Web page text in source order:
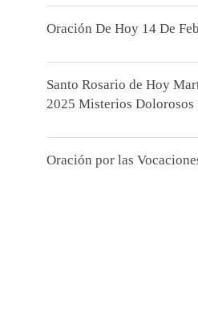
Oración De Hoy 14 De
Santo Rosario de Hoy
2025 Misterios Dolorosos
Oración por las